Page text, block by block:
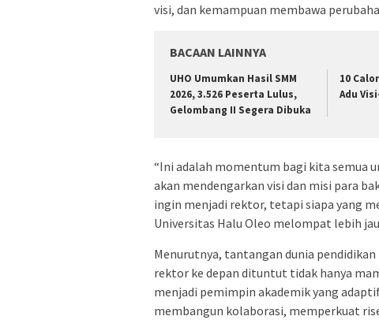
visi, dan kemampuan membawa
BACAAN LAINNYA
UHO Umumkan Hasil SMM
2026, 3.526 Peserta Lulus,
Gelombang II Segera Dibuka
10
Adu
“Ini adalah momentum bagi kita semua
akan mendengarkan visi dan misi para
ingin menjadi rektor, tetapi siapa yang
Universitas Halu Oleo melompat lebih
Menurutnya, tantangan dunia
rektor ke depan dituntut tidak hanya
menjadi pemimpin akademik yang
membangun kolaborasi, memperkuat